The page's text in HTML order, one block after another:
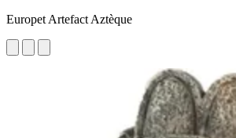
Europet Artefact Aztèque